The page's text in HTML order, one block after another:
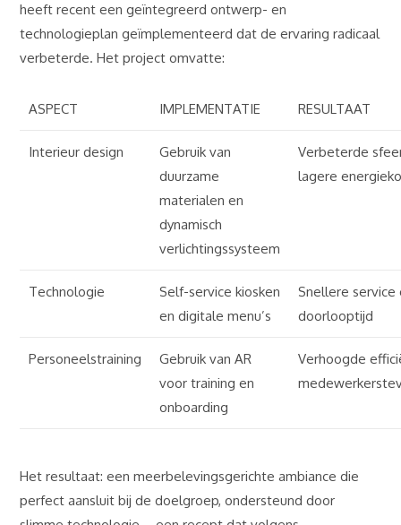
heeft recent een geïntegreerd ontwerp- en
technologieplan geïmplementeerd dat de ervaring radicaal
verbeterde. Het project omvatte:
ASPECT IMPLEMENTATIE RESULTAAT
Interieur design
Gebruik van
duurzame
materialen en
dynamisch
verlichtingssysteem
Verbeterde
lagere
Technologie
Self-service kiosken
en digitale menu’s
Snellere service
doorlooptijd
Personeelstraining
Gebruik van AR
voor training en
onboarding
Verhoogde
Het resultaat: een meerbelevingsgerichte ambiance die
perfect aansluit bij de doelgroep, ondersteund door